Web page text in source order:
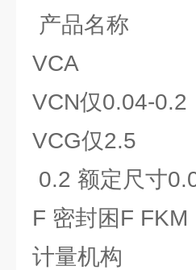
产品名称
VCA
VCN仅0.04-0.2
VCG仅2.5
0.2 额定尺寸
F 密封困F FKM
计量机构